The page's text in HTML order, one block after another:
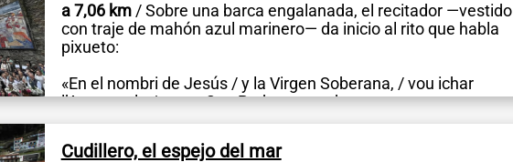
a 7,06 km/ Sobre una barca engalanada, el recitador —vestido
con traje de mahón azul marinero— da inicio al rito que habla
pixueto:
«En el nombri de Jesús / y la Virgen Soberana, / vou ichar
l’Amuravela / como San Pedru asperaba».
Cudillero, el espejo del mar